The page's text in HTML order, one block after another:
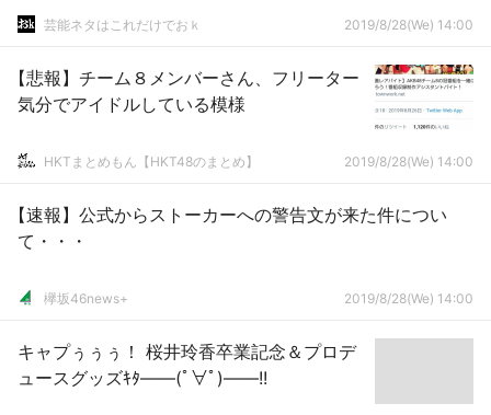
芸能ネタはこれだけでおｋ 2019/8/28(We) 14:00
【悲報】チーム８メンバーさん、フリーター
気分でアイドルしている模様
HKTまとめもん【HKT48のまとめ】 2019/8/28(We) 14:00
【速報】公式からストーカーへの警告文が来た件につい
て・・・
欅坂46news+ 2019/8/28(We) 14:00
キャプぅぅぅ！ 桜井玲香卒業記念＆プロデ
ュースグッズｷﾀ――(ﾟ∀ﾟ)――!!